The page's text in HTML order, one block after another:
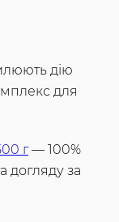
дію
для
г— 100%
догляду за